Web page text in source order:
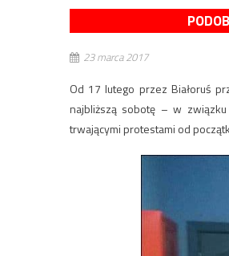
23 marca 2017
Od 17 lutego przez Białoruś
najbliższą sobotę – w
trwającymi protestami od